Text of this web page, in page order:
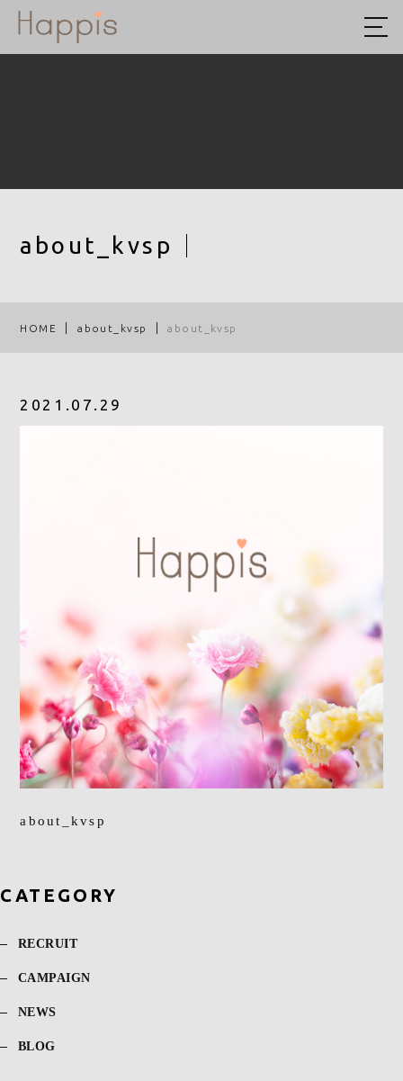
about_kvsp
HOME about_kvsp about_kvsp
2021.07.29
about_kvsp
CATEGORY
RECRUIT
CAMPAIGN
NEWS
BLOG
HOME
079-239-8810
CONTACT